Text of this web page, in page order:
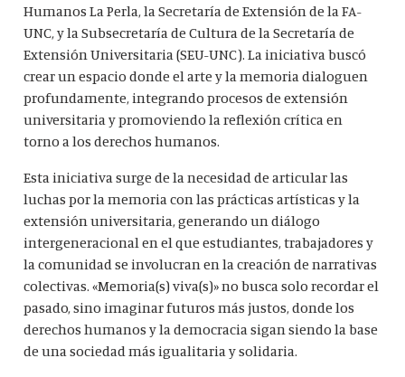
Humanos La Perla, la Secretaría de Extensión de la FA-
UNC, y la Subsecretaría de Cultura de la Secretaría de
Extensión Universitaria (SEU-UNC). La iniciativa buscó
crear un espacio donde el arte y la memoria dialoguen
profundamente, integrando procesos de extensión
universitaria y promoviendo la reflexión crítica en
torno a los derechos humanos.
Esta iniciativa surge de la necesidad de articular las
luchas por la memoria con las prácticas artísticas y la
extensión universitaria, generando un diálogo
intergeneracional en el que estudiantes, trabajadores y
la comunidad se involucran en la creación de narrativas
colectivas. «Memoria(s) viva(s)» no busca solo recordar el
pasado, sino imaginar futuros más justos, donde los
derechos humanos y la democracia sigan siendo la base
de una sociedad más igualitaria y solidaria.